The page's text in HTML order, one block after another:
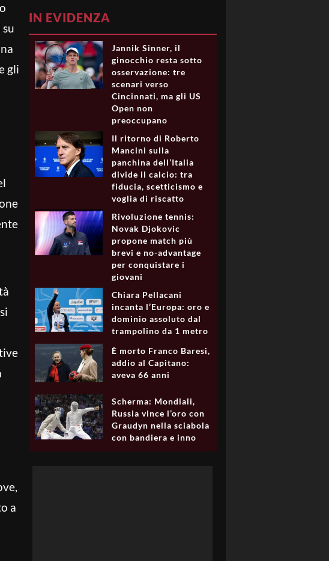
gli
a
IN EVIDENZA
Jannik Sinner, il
ginocchio resta sotto
osservazione: tre
scenari verso
Cincinnati, ma gli US
Open non
preoccupano
Il ritorno di Roberto
Mancini sulla
panchina dell’Italia
divide il calcio: tra
fiducia, scetticismo e
voglia di riscatto
Rivoluzione tennis:
Novak Djokovic
propone match più
brevi e no-advantage
per conquistare i
giovani
Chiara Pellacani
incanta l’Europa: oro e
dominio assoluto dal
trampolino da 1 metro
È morto Franco Baresi,
addio al Capitano:
aveva 66 anni
Scherma: Mondiali,
Russia vince l’oro con
Graudyn nella sciabola
con bandiera e inno